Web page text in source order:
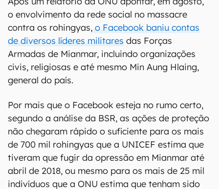
o envolvimento da rede social no massacre
contra os rohingyas, o Facebook baniu contas
de diversos líderes militares das Forças
Armadas de Mianmar, incluindo organizações
civis, religiosas e até mesmo Min Aung Hlaing,
general do país.
Por mais que o Facebook esteja no rumo certo,
segundo a análise da BSR, as ações de proteção
não chegaram rápido o suficiente para os mais
de 700 mil rohingyas que a UNICEF estima que
tiveram que fugir da opressão em Mianmar até
abril de 2018, ou mesmo para os mais de 25 mil
indivíduos que a ONU estima que tenham sido